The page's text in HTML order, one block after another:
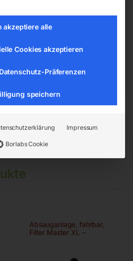
und Handels GmbH
Absauganlage, fahrbar,
Filter Master XL –
akzeptiere alle
Cookies akzeptieren
Präferenzen
speichern
Impressum
Borlabs Cookie